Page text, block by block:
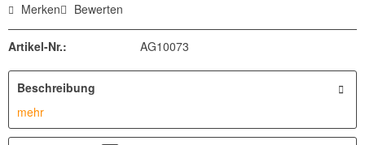
Merken Bewerten
Artikel-Nr.: AG10073
Beschreibung
mehr